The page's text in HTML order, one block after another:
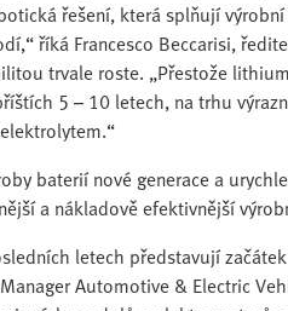
řešení, která splňují
říká Francesco Beccarisi,
trvale roste. „Přestože
5 – 10 letech, na trhu
baterií nové generace a
a nákladově efektivnější
letech představují
Automotive & Electric